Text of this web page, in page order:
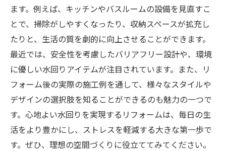
リフォーム後の生活が変わる！心地よい水回り
の実践例
ます。例えば、キッチンやバスルームの設備を見直すこ
とで、掃除がしやすくなったり、収納スペースが拡充し
たりと、生活の質を劇的に向上させることができます。
最近では、安全性を考慮したバリアフリー設計や、環境
に優しい水回りアイテムが注目されています。また、リ
フォーム後の実際の施工例を通して、様々なスタイルや
デザインの選択肢を知ることができるのも魅力の一つで
す。心地よい水回りを実現するリフォームは、毎日の生
活をより豊かにし、ストレスを軽減する大きな第一歩で
す。ぜひ、理想の空間づくりに役立ててみてください。